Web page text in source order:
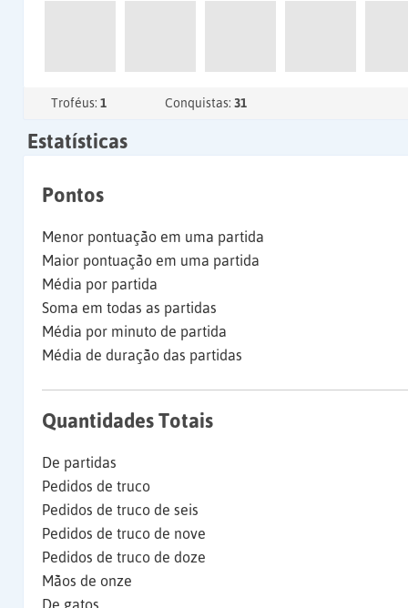
Troféus: 1 Conquistas: 31
Estatísticas
Pontos
Menor pontuação em uma partida
Maior pontuação em uma partida
Média por partida
Soma em todas as partidas
Média por minuto de partida
Média de duração das partidas
Quantidades Totais
De partidas
Pedidos de truco
Pedidos de truco de seis
Pedidos de truco de nove
Pedidos de truco de doze
Mãos de onze
De gatos